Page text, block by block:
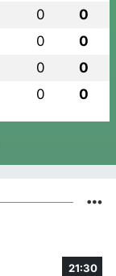
0 0
0 0
0 0
0 0
21:30